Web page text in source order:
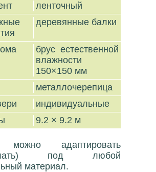
ленточный
деревянные балки
брус естественной
влажности
150×150 мм
металлочерепица
индивидуальные
9.2 × 9.2 м
можно адаптировать
под любой
материал.